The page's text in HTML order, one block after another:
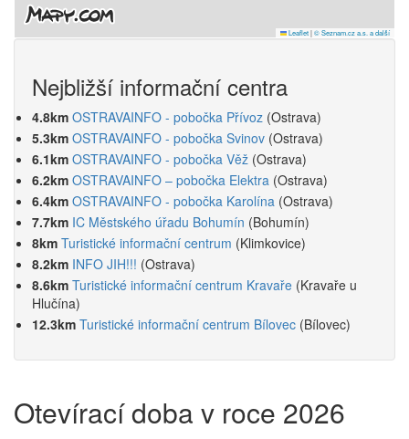
Leaflet|© Seznam.cz a.s. a další
Nejbližší informační centra
4.8km OSTRAVAINFO - pobočka Přívoz (Ostrava)
5.3km OSTRAVAINFO - pobočka Svinov (Ostrava)
6.1km OSTRAVAINFO - pobočka Věž (Ostrava)
6.2km OSTRAVAINFO – pobočka Elektra (Ostrava)
6.4km OSTRAVAINFO - pobočka Karolína (Ostrava)
7.7km IC Městského úřadu Bohumín (Bohumín)
8km Turistické informační centrum (Klimkovice)
8.2km INFO JIH!!! (Ostrava)
8.6km Turistické informační centrum Kravaře (Kravaře u
Hlučína)
12.3km Turistické informační centrum Bílovec (Bílovec)
Otevírací doba v roce 2026